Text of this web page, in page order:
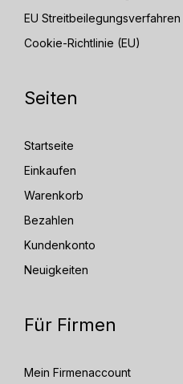
EU Streitbeilegungsverfahren
Cookie-Richtlinie (EU)
Seiten
Startseite
Einkaufen
Warenkorb
Bezahlen
Kundenkonto
Neuigkeiten
Für Firmen
Mein Firmenaccount